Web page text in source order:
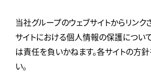
当社グループのウェブサイトからリン
サイトにおける個人情報の保護につい
は責任を負いかねます。各サイトの方
い。